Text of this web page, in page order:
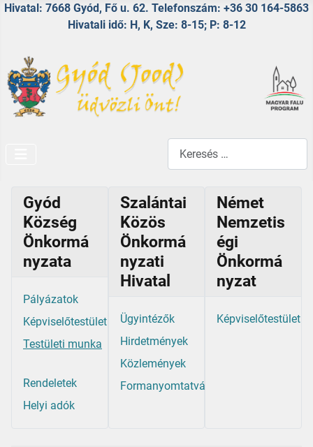
Hivatal: 7668 Gyód, Fő u. 62. Telefonszám: +36 30 164-5863
Hivatali idő: H, K, Sze: 8-15; P: 8-12
Gyód
Község
Önkormá
nyzata
Pályázatok
Képviselőtestület
Testületi munka
Rendeletek
Helyi adók
Szalántai
Közös
Önkormá
nyzati
Hivatal
Ügyintézők
Hirdetmények
Közlemények
Formanyomtatványok
Német
Nemzetis
égi
Önkormá
nyzat
Képviselőtestület